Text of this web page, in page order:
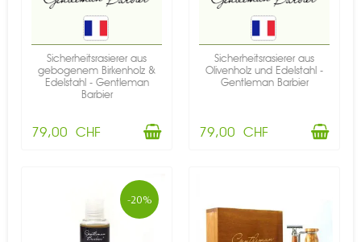
Sicherheitsrasierer aus
gebogenem Birkenholz &
Edelstahl - Gentleman
Barbier
79,00 CHF
Sicherheitsrasierer aus
Olivenholz und Edelstahl -
Gentleman Barbier
79,00 CHF
-20%